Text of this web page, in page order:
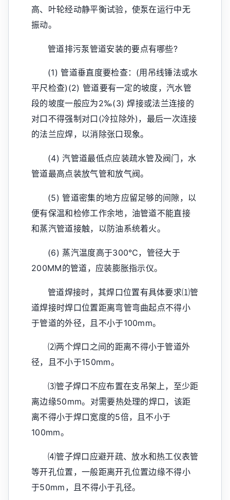
高、叶轮经动静平衡试验，使泵在运行中无
振动。
管道排污泵管道安装的要点有哪些?
(1) 管道垂直度要检查：(用吊线锤法或水
平尺检查)(2) 管道要有一定的坡度，汽水管
段的坡度一般应为2‰(3) 焊接或法兰连接的
对口不得强制对口(冷拉除外)，最后一次连接
的法兰应焊，以消除张口现象。
(4) 汽管道最低点应装疏水管及阀门，水
管道最高点装放气管和放气阀。
(5) 管道密集的地方应留足够的间隙，以
便有保温和检修工作余地，油管道不能直接
和蒸汽管道接触，以防油系统着火。
(6) 蒸汽温度高于300℃，管径大于
200MM的管道，应装膨胀指示仪。
管道焊接时，其焊口位置有具体要求⑴管
道焊接时焊口位置距离弯管弯曲起点不得小
于管道的外径，且不小于100mm。
⑵两个焊口之间的距离不得小于管道外
径，且不小于150mm。
⑶管子焊口不应布置在支吊架上，至少距
离边缘50mm。对需要热处理的焊口，该距
离不得小于焊口宽度的5倍，且不小于
100mm。
⑷管子焊口应避开疏、放水和热工仪表管
等开孔位置，一般距离开孔位置边缘不得小
于50mm，且不得小于孔径。